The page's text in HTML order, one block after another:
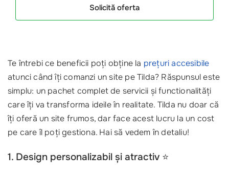
Solicită oferta
Te întrebi ce beneficii poți obține la prețuri accesibile
atunci când îți comanzi un site pe Tilda? Răspunsul este
simplu: un pachet complet de servicii și functionalități
care îți va transforma ideile în realitate. Tilda nu doar că
îți oferă un site frumos, dar face acest lucru la un cost
pe care îl poți gestiona. Hai să vedem în detaliu!
1. Design personalizabil și atractiv ⭐